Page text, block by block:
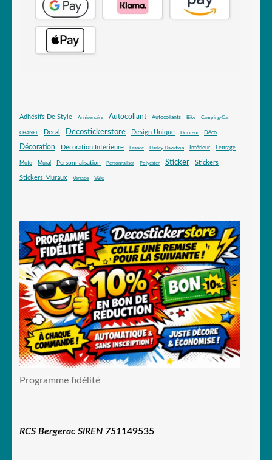
Adhésifs De Style Anniversaire Autocollant Autocollants Bike Camping-Car
CHANEL Decal Decostickerstore Design Unique Douceur Déco
Décoration Décoration Intérieure France Harley Davidson Intérieur Lettrage
Moto Mural Personnalisation Personnaliser Polyester Sticker Stickers
Stickers Muraux Versace Vélo
Programme fidélité
RCS Bergerac SIREN 751149535